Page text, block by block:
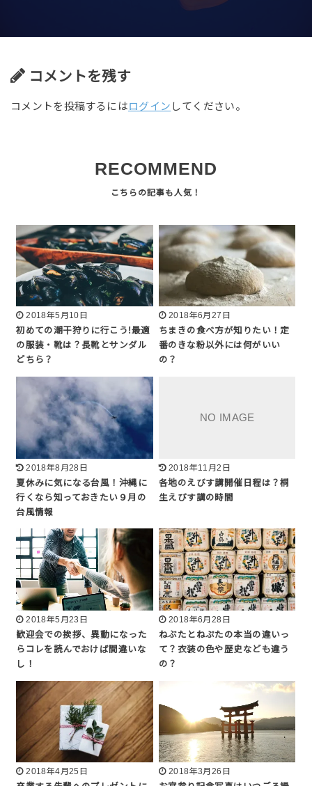
コメントを残す
コメントを投稿するにはログイン してください。
RECOMMEND
2018年5月10日
初めての潮干狩りに行こう!最適
の服装・靴は？長靴とサンダル
どちら？
2018年6月27日
ちまきの食べ方が知りたい！定
番のきな粉以外には何がいい
の？
2018年8月28日
夏休みに気になる台風！沖縄に
行くなら知っておきたい９月の
台風情報
2018年11月2日
各地のえびす講開催日程は？桐
生えびす講の時間
2018年5月23日
歓迎会での挨拶、異動になった
らコレを読んでおけば間違いな
し！
2018年6月28日
ねぶたとねぷたの本当の違いっ
て？衣装の色や歴史なども違う
の？
2018年4月25日
2018年3月26日